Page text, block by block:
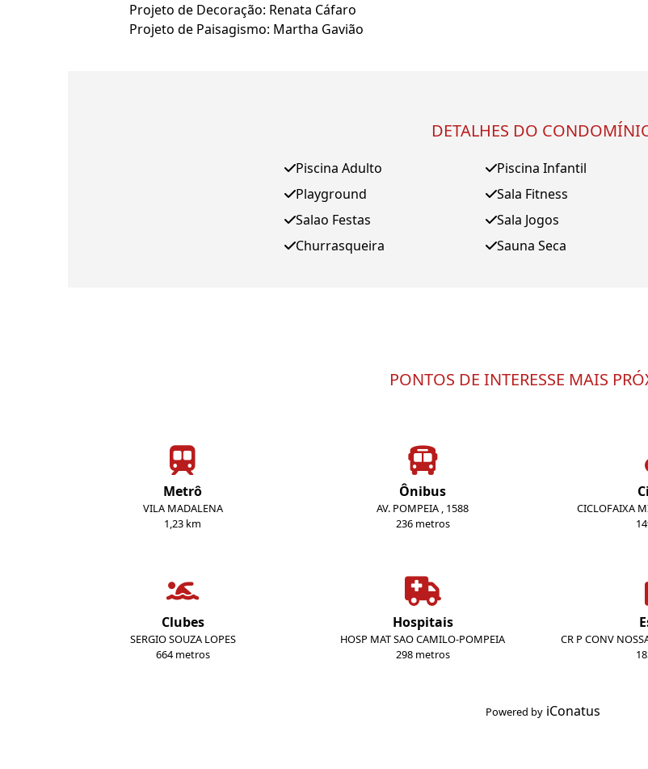
Projeto de Decoração: Renata Cáfaro
Projeto de Paisagismo: Martha Gavião
DETALHES DO
Piscina Adulto
Playground
Salao Festas
Churrasqueira
Piscina Infantil
Sala Fitness
Sala Jogos
Sauna Seca
PONTOS DE INTERESSE MAIS
Metrô
VILA MADALENA
1,23 km
Ônibus
AV. POMPEIA , 1588
236 metros
CICLOFAIXA
Clubes
SERGIO SOUZA LOPES
664 metros
Hospitais
HOSP MAT SAO CAMILO-POMPEIA
298 metros
CR P CONV
Powered by iConatus